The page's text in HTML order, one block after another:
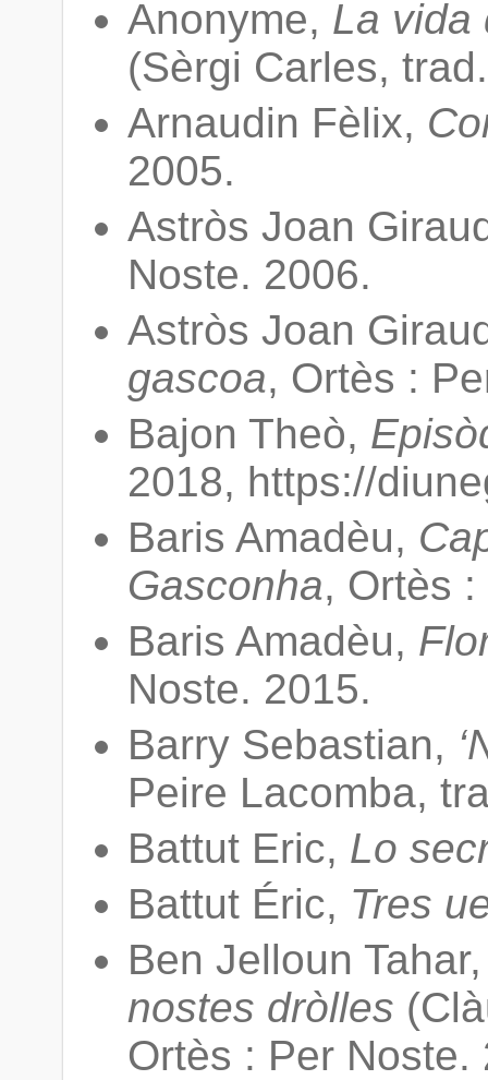
Anonyme, La vida
(Sèrgi Carles,
Arnaudin Fèlix,
2005.
Astròs Joan
Noste. 2006.
Astròs Joan
gascoa, Ortès :
Bajon Theò,
2018, https://
Baris Amadèu,
Gasconha, Ortès
Baris Amadèu,
Noste. 2015.
Barry Sebastian,
Peire Lacomba,
Battut Eric, Lo
Battut Éric, Tres
Ben Jelloun
nostes dròlles
Ortès : Per Noste.